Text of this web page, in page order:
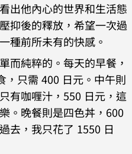
出他內心的世界和生活態
抑後的釋放，希望一次過
種前所未有的快感。
而純粹的。每天的早餐，
，只需 400 日元。中午則
有咖喱汁，550 日元，這
。晚餐則是四色丼，600
去，我只花了 1550 日